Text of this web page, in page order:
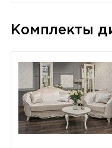
Комплекты